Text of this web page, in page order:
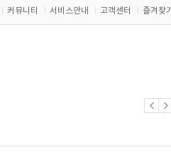
커뮤니티 서비스안내 고객센터 즐겨찾기